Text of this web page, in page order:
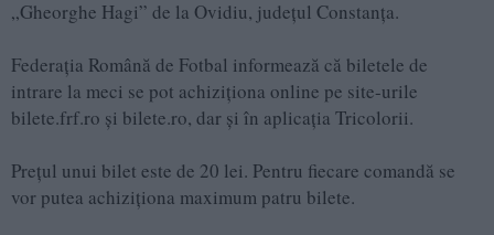
„Gheorghe Hagi” de la Ovidiu, județul Constanța.
Federația Română de Fotbal informează că biletele de
intrare la meci se pot achiziționa online pe site-urile
bilete.frf.ro și bilete.ro, dar și în aplicația Tricolorii.
Prețul unui bilet este de 20 lei. Pentru fiecare comandă se
vor putea achiziționa maximum patru bilete.